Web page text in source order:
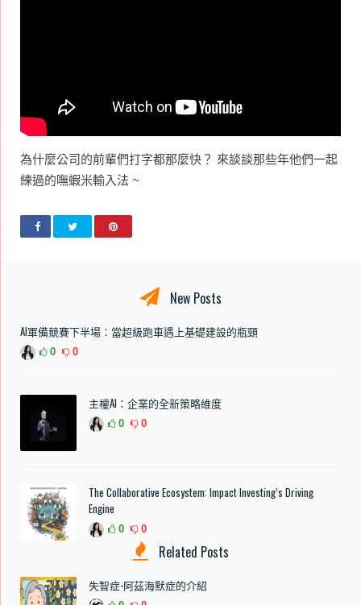
為什麼公司的前輩們打字都那麼快？ 來談談那些年他們一起
練過的嘸蝦米輸入法 ~
New Posts
AI軍備競賽下半場：當超級跑車遇上基礎建設的瓶頸
0 0
主權AI：企業的全新策略維度
0 0
The Collaborative Ecosystem: Impact Investing’s Driving
Engine
0 0
Related Posts
失智症-阿茲海默症的介紹